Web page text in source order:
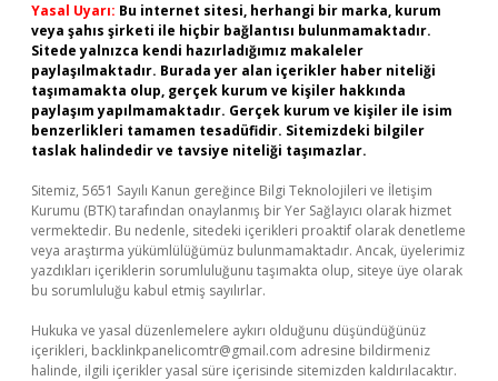
Yasal Uyarı: Bu internet sitesi, herhangi bir marka, kurum
veya şahıs şirketi ile hiçbir bağlantısı bulunmamaktadır.
Sitede yalnızca kendi hazırladığımız makaleler
paylaşılmaktadır. Burada yer alan içerikler haber niteliği
taşımamakta olup, gerçek kurum ve kişiler hakkında
paylaşım yapılmamaktadır. Gerçek kurum ve kişiler ile isim
benzerlikleri tamamen tesadüfidir. Sitemizdeki bilgiler
taslak halindedir ve tavsiye niteliği taşımazlar.
Sitemiz, 5651 Sayılı Kanun gereğince Bilgi Teknolojileri ve İletişim
Kurumu (BTK) tarafından onaylanmış bir Yer Sağlayıcı olarak hizmet
vermektedir. Bu nedenle, sitedeki içerikleri proaktif olarak denetleme
veya araştırma yükümlülüğümüz bulunmamaktadır. Ancak, üyelerimiz
yazdıkları içeriklerin sorumluluğunu taşımakta olup, siteye üye olarak
bu sorumluluğu kabul etmiş sayılırlar.
Hukuka ve yasal düzenlemelere aykırı olduğunu düşündüğünüz
içerikleri, backlinkpanelicomtr@gmail.com adresine bildirmeniz
halinde, ilgili içerikler yasal süre içerisinde sitemizden kaldırılacaktır.